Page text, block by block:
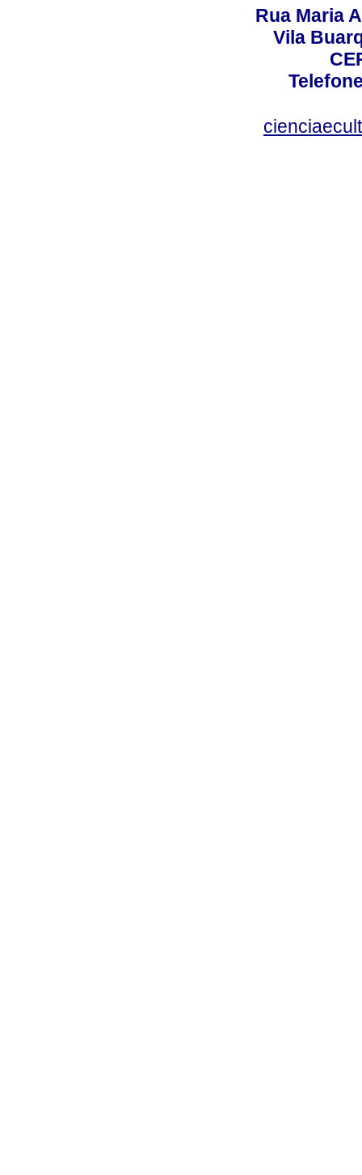
Rua Maria
Vila